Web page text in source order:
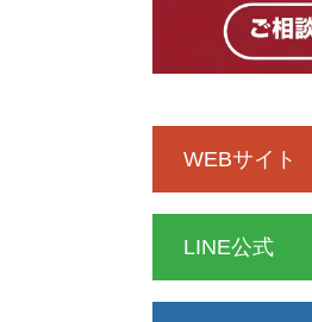
WEBサイト
LINE公式